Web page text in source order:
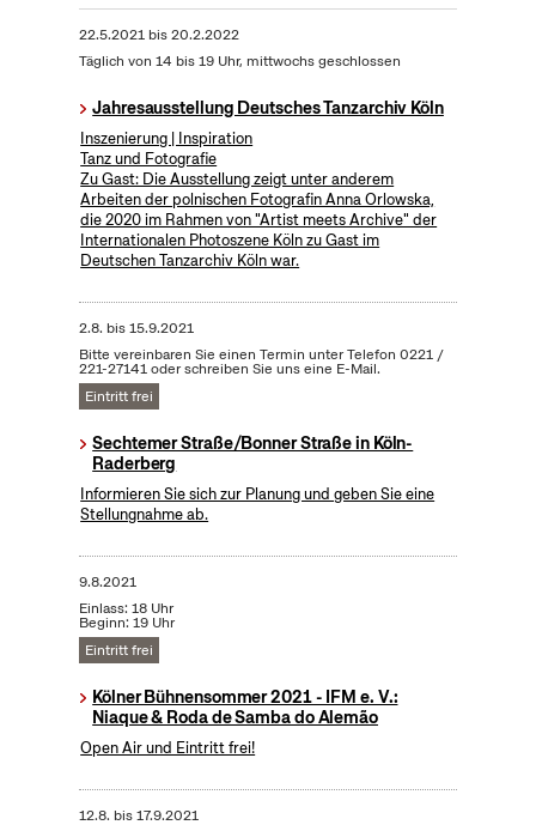
22.5.2021bis20.2.2022
Täglich von 14 bis 19 Uhr, mittwochs geschlossen
Jahresausstellung Deutsches Tanzarchiv Köln
Inszenierung | Inspiration
Tanz und Fotografie
Zu Gast: Die Ausstellung zeigt unter anderem
Arbeiten der polnischen Fotografin Anna Orlowska,
die 2020 im Rahmen von "Artist meets Archive" der
Internationalen Photoszene Köln zu Gast im
Deutschen Tanzarchiv Köln war.
2.8. bis15.9.2021
Bitte vereinbaren Sie einen Termin unter Telefon 0221 /
221-27141 oder schreiben Sie uns eine E-Mail.
Eintritt frei
Sechtemer Straße/Bonner Straße in Köln-
Raderberg
Informieren Sie sich zur Planung und geben Sie eine
Stellungnahme ab.
9.8.2021
Einlass: 18 Uhr
Beginn: 19 Uhr
Eintritt frei
Kölner Bühnensommer 2021 - IFM e. V.:
Niaque & Roda de Samba do Alemão
Open Air und Eintritt frei!
12.8. bis17.9.2021